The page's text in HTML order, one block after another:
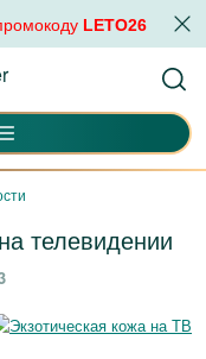
LETO26
телевидении